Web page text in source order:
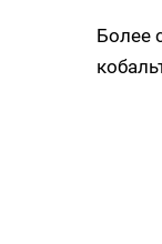
Более